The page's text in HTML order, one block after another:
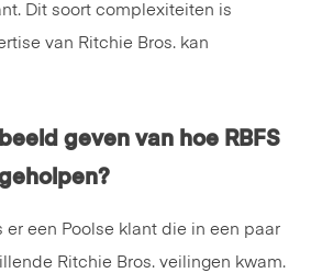
Dit soort complexiteiten is
van Ritchie Bros. kan
geven van hoe RBFS
er een Poolse klant die in een paar
Ritchie Bros. veilingen kwam.